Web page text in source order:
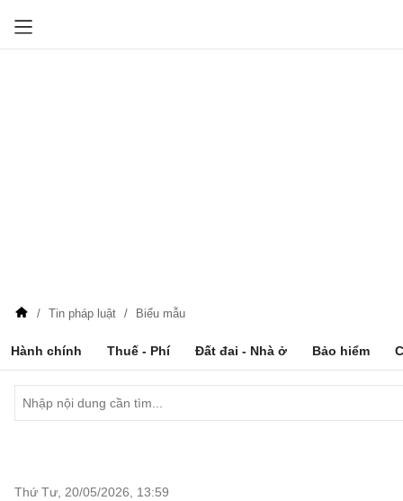
Tin pháp luật Biểu mẫu
Hành chính Thuế - Phí Đất đai - Nhà ở Bảo hiểm
Thứ Tư, 20/05/2026 13:59